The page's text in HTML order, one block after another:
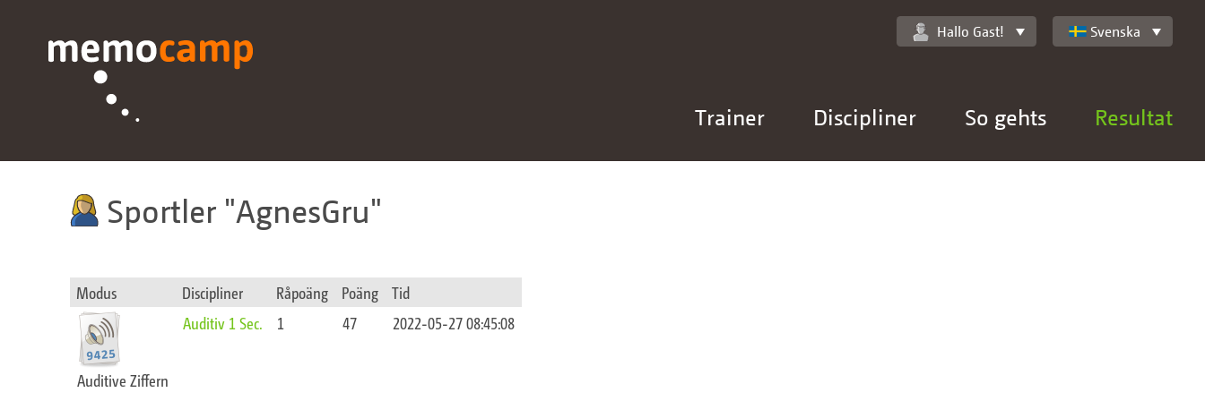
Trainer Discipliner So gehts Resultat
Hallo Gast! Svenska
Sportler AgnesGru
Modus Discipliner Råpoäng Poäng Tid
Auditive Ziffern
Auditiv 1 Sec. 1 47 2022-05-27 08:45:08